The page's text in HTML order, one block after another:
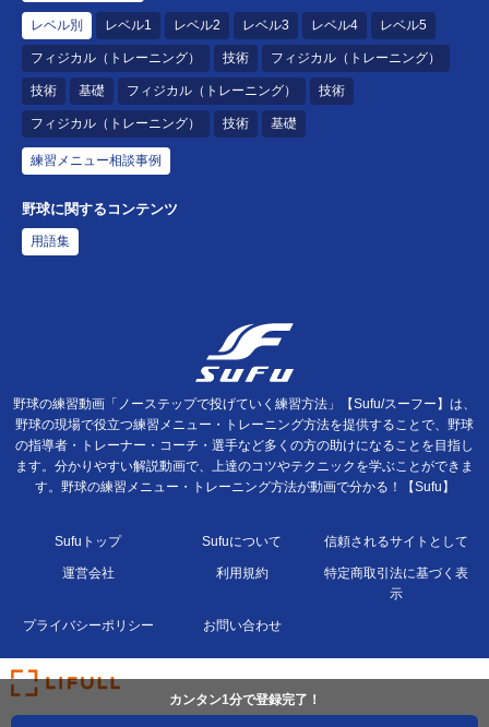
レベル別 レベル1 レベル2 レベル3 レベル4 レベル5
フィジカル（トレーニング） 技術 フィジカル（トレーニング）
技術 基礎 フィジカル（トレーニング） 技術
フィジカル（トレーニング） 技術 基礎
練習メニュー相談事例
野球に関するコンテンツ
用語集
カンタン1分で登録完了！
野球の練習動画「ノーステップで投げていく練習方法」【Sufu/スーフー】は、
野球の現場で役立つ練習メニュー・トレーニング方法を提供することで、野球
の指導者・トレーナー・コーチ・選手など多くの方の助けになることを目指し
ます。分かりやすい解説動画で、上達のコツやテクニックを学ぶことができま
す。野球の練習メニュー・トレーニング方法が動画で分かる！【Sufu】
Sufuトップ Sufuについて 信頼されるサイトとして
運営会社 利用規約
特定商取引法に基づく表
示
プライバシーポリシー お問い合わせ